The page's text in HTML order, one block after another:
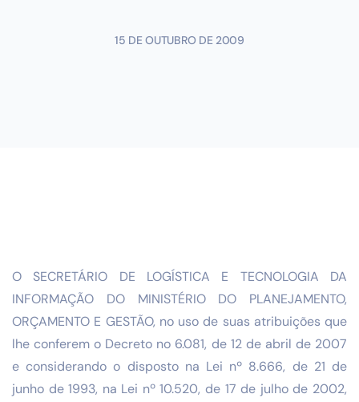
15 DE OUTUBRO DE 2009
O SECRETÁRIO DE LOGÍSTICA E TECNOLOGIA DA
INFORMAÇÃO DO MINISTÉRIO DO PLANEJAMENTO,
ORÇAMENTO E GESTÃO, no uso de suas atribuições que
lhe conferem o Decreto no 6.081, de 12 de abril de 2007
e considerando o disposto na Lei nº 8.666, de 21 de
junho de 1993, na Lei nº 10.520, de 17 de julho de 2002,